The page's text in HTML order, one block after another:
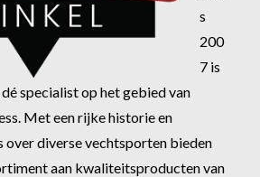
s
200
7 is
specialist op het gebied van
Met een rijke historie en
over diverse vechtsporten bieden
aan kwaliteitsproducten van